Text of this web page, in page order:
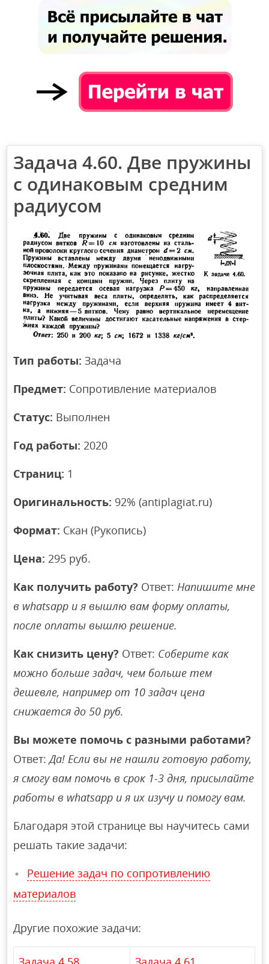
Задача 4.60. Две пружины
с одинаковым средним
радиусом
Тип работы: Задача
Предмет: Сопротивление материалов
Статус: Выполнен
Год работы: 2020
Страниц: 1
Оригинальность: 92% (antiplagiat.ru)
Формат: Скан (Рукопись)
Цена: 295 руб.
Как получить работу? Ответ: Напишите мне
в whatsapp и я вышлю вам форму оплаты,
после оплаты вышлю решение.
Как снизить цену? Ответ: Соберите как
можно больше задач, чем больше тем
дешевле, например от 10 задач цена
снижается до 50 руб.
Вы можете помочь с разными работами?
Ответ:Да! Если вы не нашли готовую работу,
я смогу вам помочь в срок 1-3 дня, присылайте
работы в whatsapp и я их изучу и помогу вам.
Благодаря этой странице вы научитесь сами
решать такие задачи:
Решение задач по сопротивлению
материалов
Другие похожие задачи: